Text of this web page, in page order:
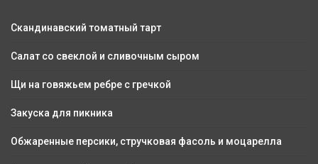
Скандинавский томатный тарт
Салат со свеклой и сливочным сыром
Щи на говяжьем ребре с гречкой
Закуска для пикника
Обжаренные персики, стручковая фасоль и моцарелла